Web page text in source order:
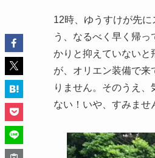
12時、ゆうすけが先
う、なるべく早く帰
かりと抑えていないと
が、オリエン装備で来
りません。そのうえ
ない！いや、すみませ